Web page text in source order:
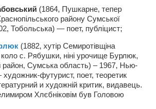
«Колибри» 2017
(1864, Пушкарне, тепер
району Сумської
Тобольська) — поет, публіцист;
(1882, хутір Семиротівщіна
с. Рябушки, ніні урочище Бурлюк,
район, Сумська область) – 1967, Нью-
футурист, поет, теоретик
и художній критик, видавець.
Хлєбніковім був Головою